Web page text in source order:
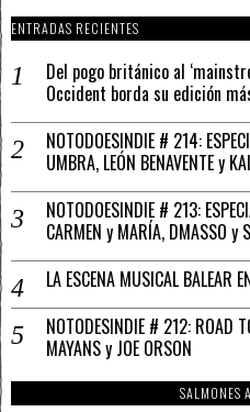
ENTRADAS RECIENTES
Del pogo británico al
Occident borda su edición
NOTODOESINDIE # 214:
UMBRA, LEÓN BENAVENTE y
NOTODOESINDIE # 213:
CARMEN y MARÍA, DMASSO y
LA ESCENA MUSICAL BALEAR
NOTODESINDIE # 212: ROAD
MAYANS y JOE ORSON
SALMONES